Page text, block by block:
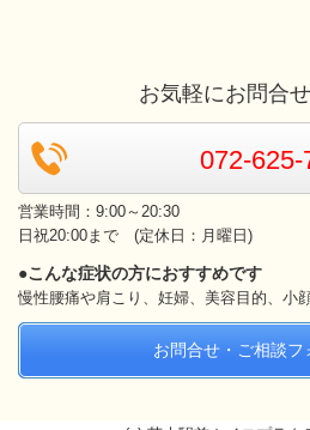
お気軽にお問合
072-625-
営業時間：9:00～20:30
日祝20:00まで (定休日：月曜日)
●こんな症状の方におすすめです
慢性腰痛や肩こり、妊婦、美容目的、小
お問合せ・ご相談フ